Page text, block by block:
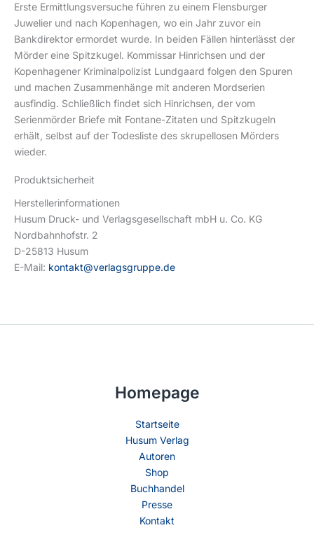
Erste Ermittlungsversuche führen zu einem Flensburger
Juwelier und nach Kopenhagen, wo ein Jahr zuvor ein
Bankdirektor ermordet wurde. In beiden Fällen hinterlässt der
Mörder eine Spitzkugel. Kommissar Hinrichsen und der
Kopenhagener Kriminalpolizist Lundgaard folgen den Spuren
und machen Zusammenhänge mit anderen Mordserien
ausfindig. Schließlich findet sich Hinrichsen, der vom
Serienmörder Briefe mit Fontane-Zitaten und Spitzkugeln
erhält, selbst auf der Todesliste des skrupellosen Mörders
wieder.
Produktsicherheit
Herstellerinformationen
Husum Druck- und Verlagsgesellschaft mbH u. Co. KG
Nordbahnhofstr. 2
D-25813 Husum
E-Mail: kontakt@verlagsgruppe.de
Homepage
Startseite
Husum Verlag
Autoren
Shop
Buchhandel
Presse
Kontakt